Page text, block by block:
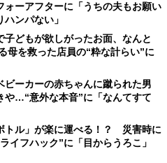
ーアフターに「うちの夫もお願い
ハンパない」
子どもが欲しがったお面、なんと
を救った店員の“粋な計らい”に
ビーカーの赤ちゃんに蹴られた男
…“意外な本音”に「なんてすて
トル」が楽に運べる！？ 災害時に
イフハック”に「目からうろこ」